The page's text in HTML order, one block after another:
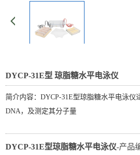
DYCP-31E型 琼脂糖水平电泳仪
简介内容：DYCP-31E型琼脂糖水平电泳仪
DNA，及测定其分子量
DYCP-31E型琼脂糖水平电泳仪-产品